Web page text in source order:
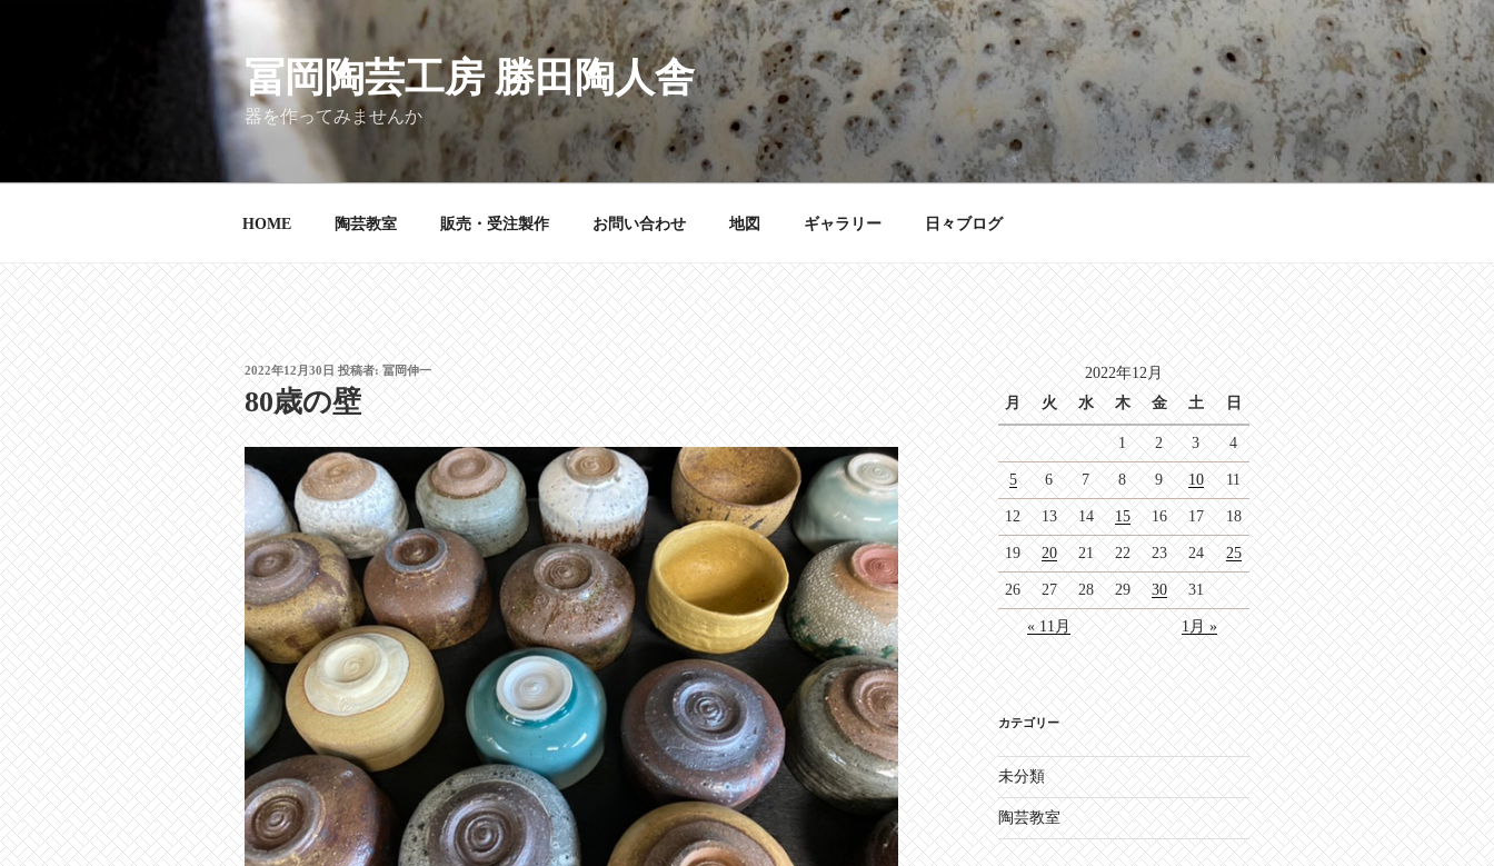
冨岡陶芸工房 勝田陶人舎
器を作ってみませんか
HOME 陶芸教室 販売・受注製作 お問い合わせ 地図 ギャラリー 日々ブログ
投
稿
日:
2022年12月30日投稿者:冨岡伸一
80歳の壁
2022年12月
月
火 水 木 金 土 日
1 2 3 4
5 6 7 8 9 10 11
12 13 14 15 16 17 18
19 20 21 22 23 24 25
26 27 28 29 30 31
« 11月 1月 »
カテゴリー
未分類
陶芸教室